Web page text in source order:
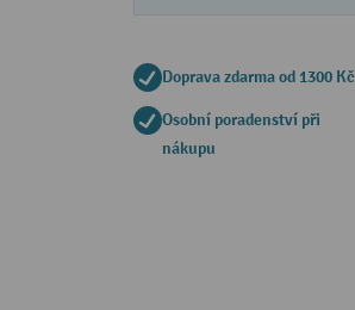
Doprava zdarma od 1300 Kč
Osobní poradenství při
nákupu